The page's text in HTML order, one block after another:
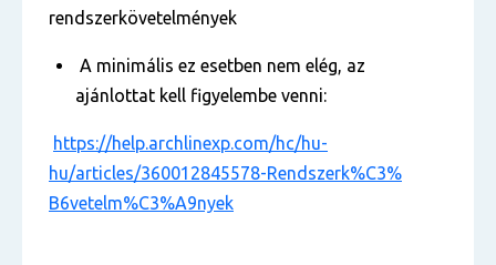
rendszerkövetelmények
A minimális ez esetben nem elég, az
ajánlottat kell figyelembe venni:
https://help.archlinexp.com/hc/hu-
hu/articles/360012845578-Rendszerk%C3%
B6vetelm%C3%A9nyek